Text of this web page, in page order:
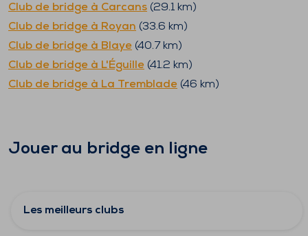
Club de bridge à Carcans (29.1 km)
Club de bridge à Royan (33.6 km)
Club de bridge à Blaye (40.7 km)
Club de bridge à L'Éguille (41.2 km)
Club de bridge à La Tremblade (46 km)
Jouer au bridge en ligne
Les meilleurs clubs